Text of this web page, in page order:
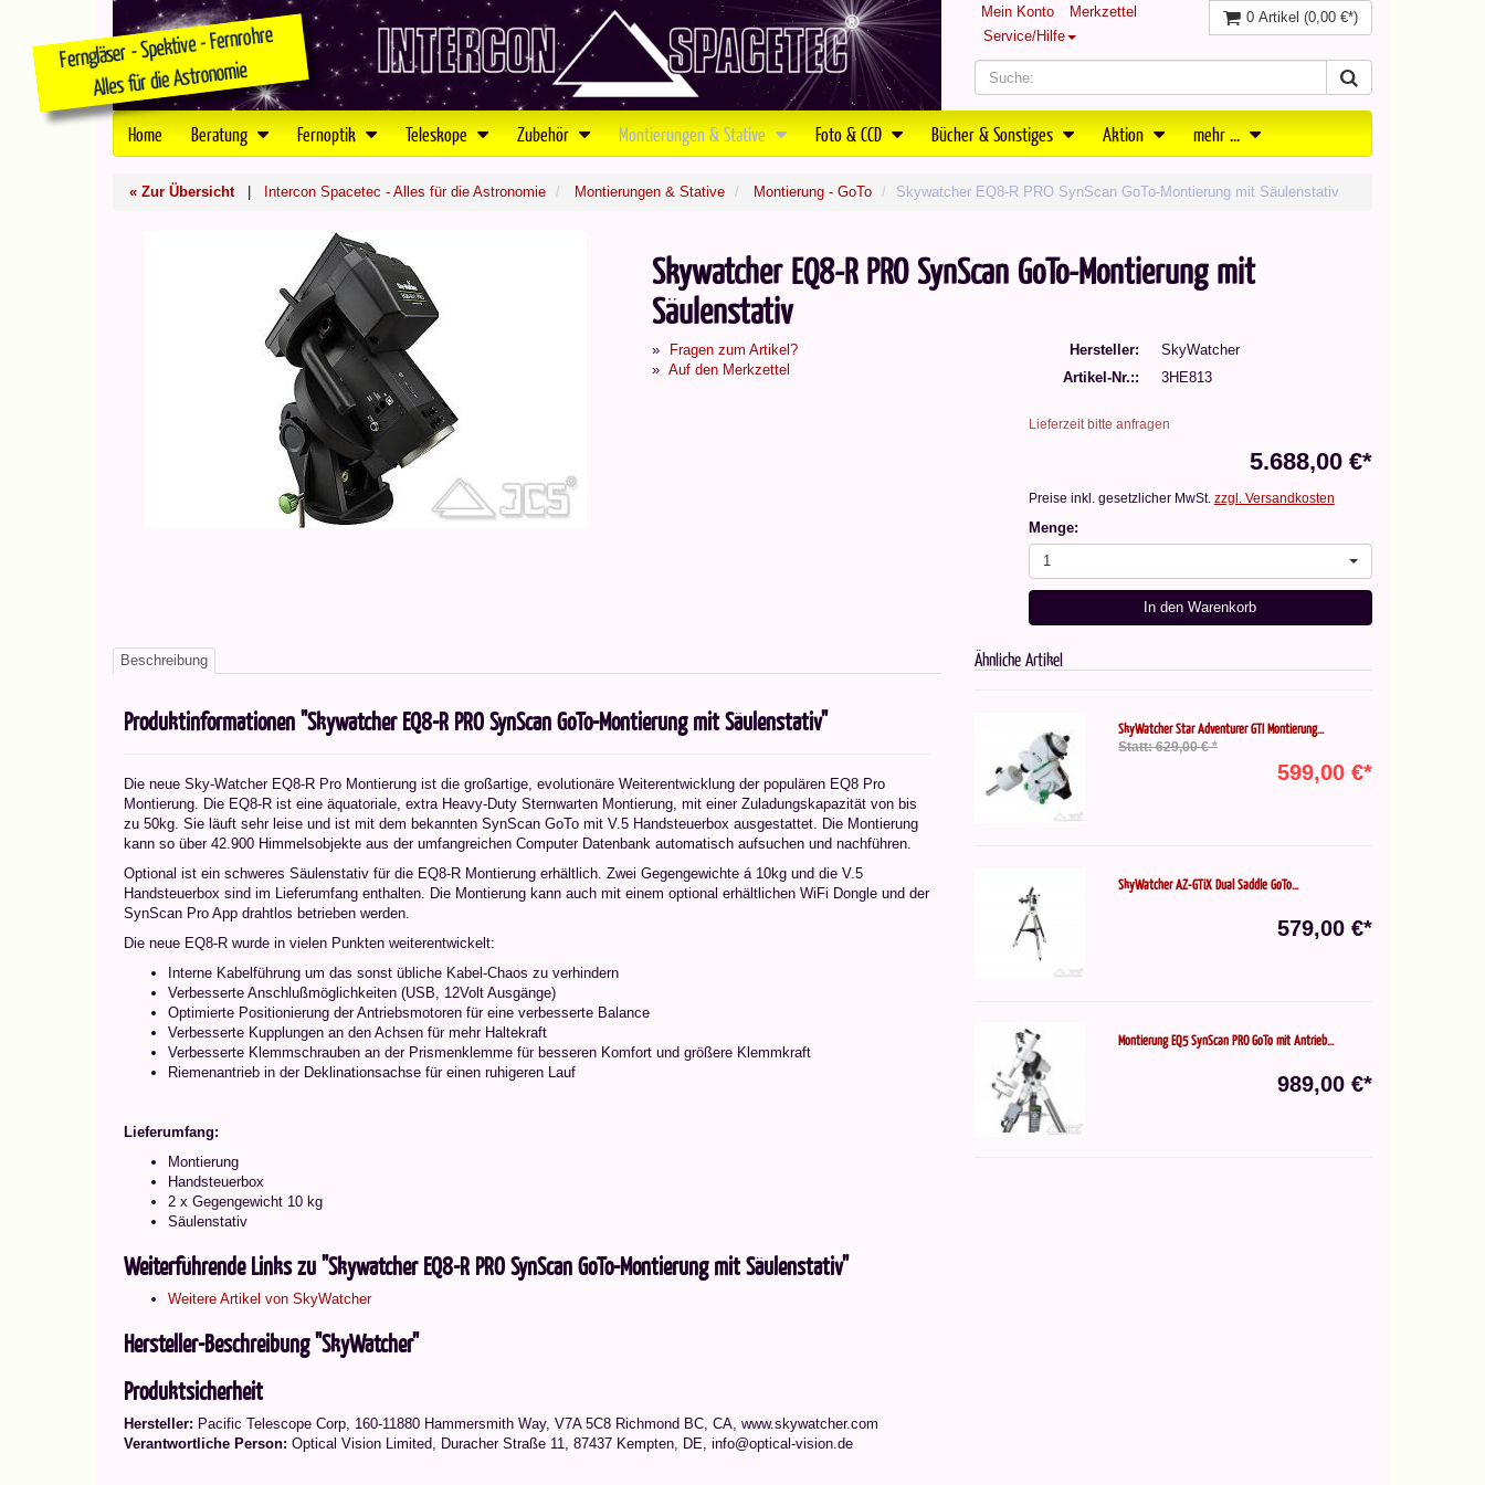
Mein Konto
Merkzettel
Service/Hilfe
0 Artikel (0,00 €*)
Home Beratung Fernoptik Teleskope Zubehör Montierungen & Stative Foto & CCD Bücher & Sonstiges Aktion mehr ...
« Zur Übersicht| Intercon Spacetec - Alles für die Astronomie Montierungen & Stative Montierung - GoTo Skywatcher EQ8-R PRO SynScan GoTo-Montierung mit Säulenstativ
Skywatcher EQ8-R PRO SynScan GoTo-Montierung mit
Säulenstativ
Fragen zum Artikel?
Auf den Merkzettel
Hersteller
SkyWatcher
Artikel-Nr.:
3HE813
Lieferzeit bitte anfragen
5.688,00 €*
Preise inkl. gesetzlicher MwSt. zzgl. Versandkosten
Menge:
1
In den Warenkorb
Beschreibung
Produktinformationen "Skywatcher EQ8-R PRO SynScan GoTo-Montierung mit Säulenstativ"
Die neue Sky-Watcher EQ8-R Pro Montierung ist die großartige, evolutionäre Weiterentwicklung der populären EQ8 Pro
Montierung. Die EQ8-R ist eine äquatoriale, extra Heavy-Duty Sternwarten Montierung, mit einer Zuladungskapazität von bis
zu 50kg. Sie läuft sehr leise und ist mit dem bekannten SynScan GoTo mit V.5 Handsteuerbox ausgestattet. Die Montierung
kann so über 42.900 Himmelsobjekte aus der umfangreichen Computer Datenbank automatisch aufsuchen und nachführen.
Optional ist ein schweres Säulenstativ für die EQ8-R Montierung erhältlich. Zwei Gegengewichte á 10kg und die V.5
Handsteuerbox sind im Lieferumfang enthalten. Die Montierung kann auch mit einem optional erhältlichen WiFi Dongle und der
SynScan Pro App drahtlos betrieben werden.
Die neue EQ8-R wurde in vielen Punkten weiterentwickelt:
Interne Kabelführung um das sonst übliche Kabel-Chaos zu verhindern
Verbesserte Anschlußmöglichkeiten (USB, 12Volt Ausgänge)
Optimierte Positionierung der Antriebsmotoren für eine verbesserte Balance
Verbesserte Kupplungen an den Achsen für mehr Haltekraft
Verbesserte Klemmschrauben an der Prismenklemme für besseren Komfort und größere Klemmkraft
Riemenantrieb in der Deklinationsachse für einen ruhigeren Lauf
Lieferumfang:
Montierung
Handsteuerbox
2 x Gegengewicht 10 kg
Säulenstativ
Weiterführende Links zu "Skywatcher EQ8-R PRO SynScan GoTo-Montierung mit Säulenstativ"
Weitere Artikel von SkyWatcher
Hersteller-Beschreibung "SkyWatcher"
Produktsicherheit
Hersteller: Pacific Telescope Corp, 160-11880 Hammersmith Way, V7A 5C8 Richmond BC, CA, www.skywatcher.com
Verantwortliche Person: Optical Vision Limited, Duracher Straße 11, 87437 Kempten, DE, info@optical-vision.de
Ähnliche Artikel
SkyWatcher Star Adventurer GTI Montierung...
Statt: 629,00 € *
599,00 €*
SkyWatcher AZ-GTiX Dual Saddle GoTo...
579,00 €*
Montierung EQ5 SynScan PRO GoTo mit Antrieb...
989,00 €*